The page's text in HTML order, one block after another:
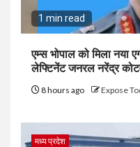
1 min read
एम्स भोपाल को मिला नया
लेफ्टिनेंट जनरल नरेंद्र
8 hours ago Expose
मध्य प्रदेश